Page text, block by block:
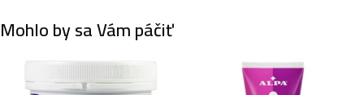
Mohlo by sa Vám páčiť